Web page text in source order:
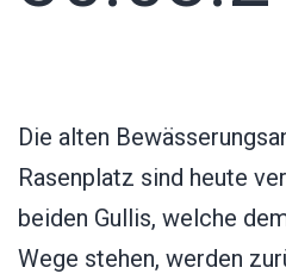
Die alten
Rasenplatz sind heute
beiden Gullis, welche
Wege stehen, werden